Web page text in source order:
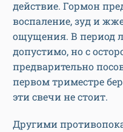
действие. Гормон
воспаление, зуд и
ощущения. В период
допустимо, но с
предварительно
первом триместре
эти свечи не стоит.
Другими